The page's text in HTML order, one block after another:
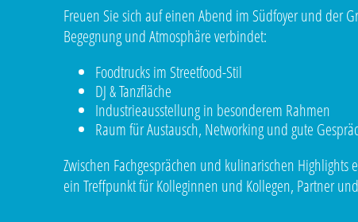
Freuen Sie sich auf einen Abend im Südfoyer und der
Begegnung und Atmosphäre verbindet:
Foodtrucks im Streetfood-Stil
DJ & Tanzfläche
Industrieausstellung in besonderem Rahmen
Raum für Austausch, Networking und gute
Zwischen Fachgesprächen und kulinarischen
ein Treffpunkt für Kolleginnen und Kollegen, Partner